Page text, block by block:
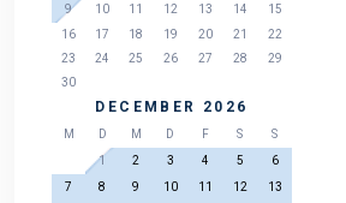
9
10 11 12 13 14
15
16
17 18 19 20 21
22
23
24 25 26 27 28
29
30
DECEMBER 2026
M D M D F S
S
1
2 3 4 5
6
7
8 9 10 11 12 13